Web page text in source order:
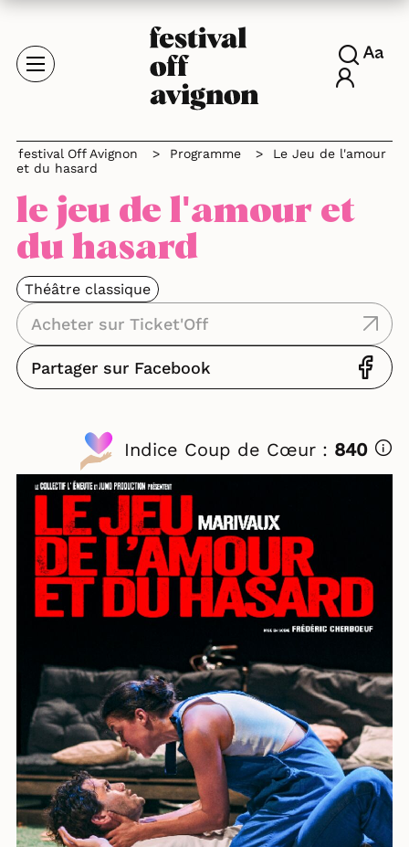
festival Off Avignon > Programme >
Le Jeu de l'amour
et du hasard
le jeu de l'amour et
du hasard
Théâtre classique
Acheter sur Ticket'Off
Partager sur Facebook
Indice Coup de Cœur : 840